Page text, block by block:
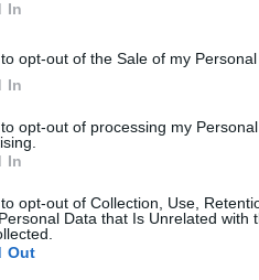
In
opt-out of the Sale of my Personal
In
opt-out of processing my
In
opt-out of Collection, Use,
Data that Is Unrelated with
Out